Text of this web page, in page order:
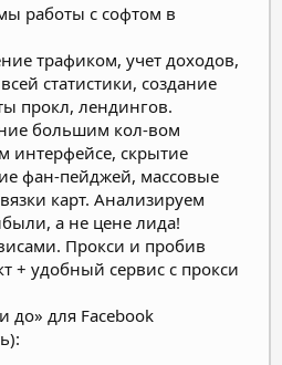
работы с софтом в
трафиком, учет доходов,
статистики, создание
прокл, лендингов.
большим кол-вом
интерфейсе, скрытие
фан-пейджей, массовые
карт. Анализируем
а не цене лида!
Прокси и пробив
+ удобный сервис с прокси
до» для Facebook